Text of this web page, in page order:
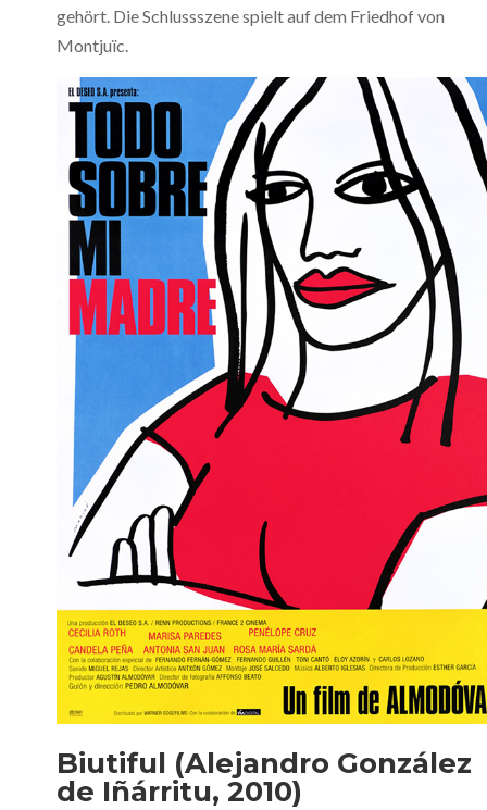
gehört. Die Schlussszene spielt auf dem Friedhof von
Montjuïc.
Biutiful (Alejandro González
de Iñárritu, 2010)